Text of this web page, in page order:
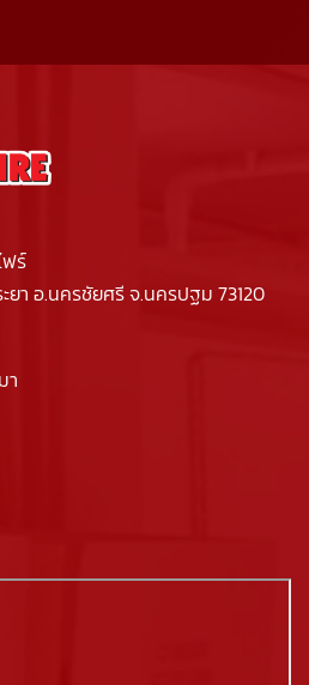
ฟร์
ยา อ.นครชัยศรี จ.นครปฐม 73120
า